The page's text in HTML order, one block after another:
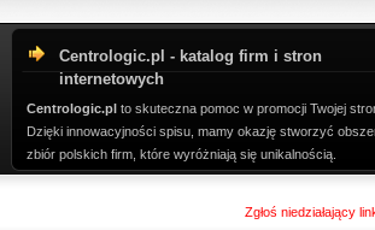
Centrologic.pl - katalog firm i stron
internetowych
Centrologic.pl to skuteczna pomoc w promocji Twojej
Dzięki innowacyjności spisu, mamy okazję stworzyć
zbiór polskich firm, które wyróżniają się unikalnością.
Zgłoś niedziałający